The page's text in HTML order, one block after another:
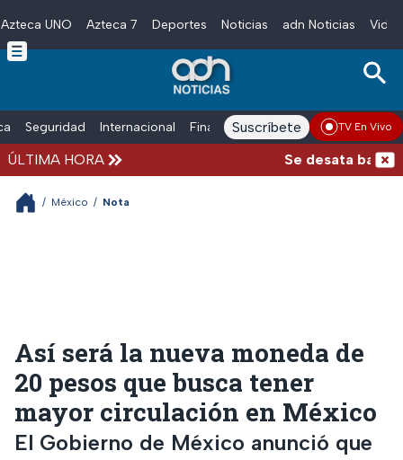
Skip to main content
Azteca UNO Azteca 7 Deportes Noticias adn Noticias
Seguridad Internacional Finanzas adn Noticias Radio
Suscríbete TV En Vivo
ÚLTIMA HORA Se desata
/ México / Nota
Así será la nueva moneda de
20 pesos que busca tener
mayor circulación en México
El Gobierno de México anunció que